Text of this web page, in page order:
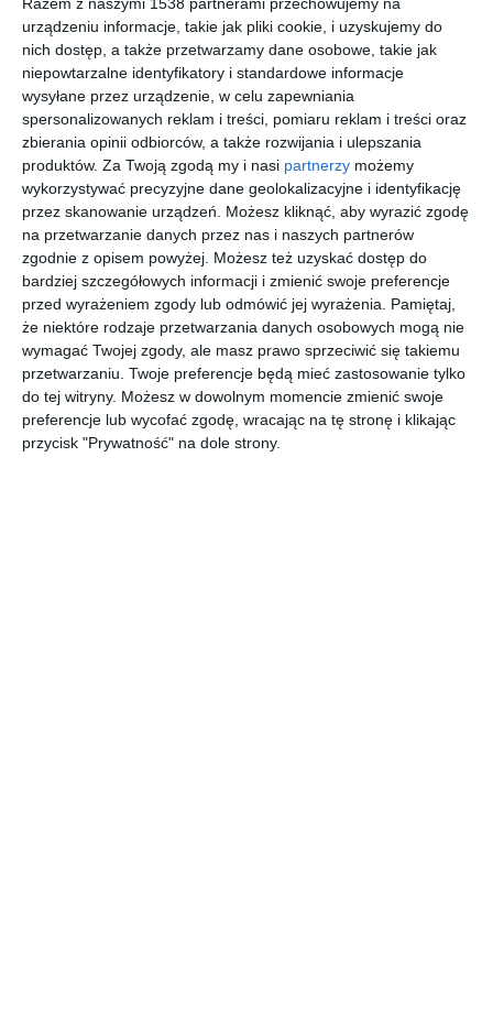
Razem z naszymi 1538 partnerami przechowujemy na
urządzeniu informacje, takie jak pliki cookie, i uzyskujemy do
nich dostęp, a także przetwarzamy dane osobowe, takie jak
niepowtarzalne identyfikatory i standardowe informacje
wysyłane przez urządzenie, w celu zapewniania
spersonalizowanych reklam i treści, pomiaru reklam i treści oraz
zbierania opinii odbiorców, a także rozwijania i ulepszania
produktów. Za Twoją zgodą my i nasi partnerzy możemy
wykorzystywać precyzyjne dane geolokalizacyjne i identyfikację
przez skanowanie urządzeń. Możesz kliknąć, aby wyrazić zgodę
na przetwarzanie danych przez nas i naszych partnerów
zgodnie z opisem powyżej. Możesz też uzyskać dostęp do
bardziej szczegółowych informacji i zmienić swoje preferencje
przed wyrażeniem zgody lub odmówić jej wyrażenia. Pamiętaj,
że niektóre rodzaje przetwarzania danych osobowych mogą nie
wymagać Twojej zgody, ale masz prawo sprzeciwić się takiemu
przetwarzaniu. Twoje preferencje będą mieć zastosowanie tylko
do tej witryny. Możesz w dowolnym momencie zmienić swoje
preferencje lub wycofać zgodę, wracając na tę stronę i klikając
przycisk "Prywatność" na dole strony.
Salon z kuchnią
Dodaj do ulubionych
Salon z kuchnią
Salon
Dodaj do ulubionych
Murale